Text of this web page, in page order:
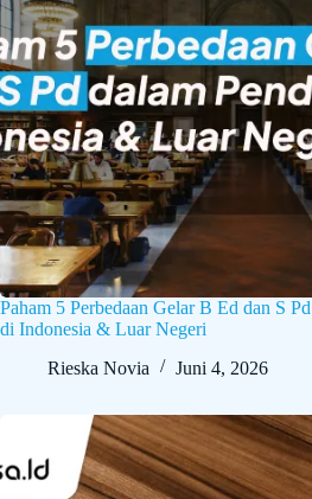
Paham 5 Perbedaan Gelar B Ed dan S
di Indonesia & Luar Negeri
Rieska Novia
Juni 4, 2026